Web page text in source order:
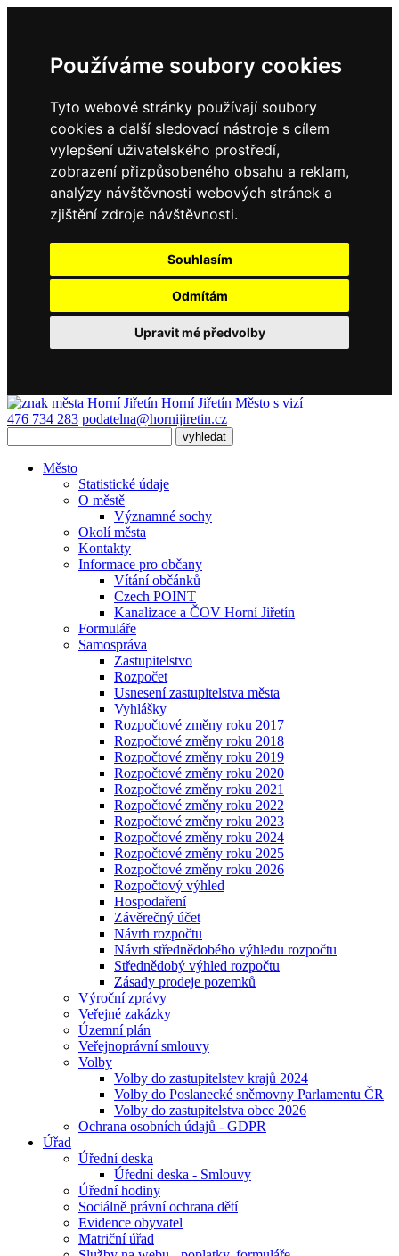
Používáme soubory cookies
Tyto webové stránky používají soubory
cookies a další sledovací nástroje s cílem
vylepšení uživatelského prostředí,
zobrazení přizpůsobeného obsahu a reklam,
analýzy návštěvnosti webových stránek a
zjištění zdroje návštěvnosti.
Souhlasím
Odmítám
Upravit mé předvolby
Horní Jiřetín Město s vizí
476 734 283 podatelna@hornijiretin.cz
Město
Statistické údaje
O městě
Významné sochy
Okolí města
Kontakty
Informace pro občany
Vítání občánků
Czech POINT
Kanalizace a ČOV Horní Jiřetín
Formuláře
Samospráva
Zastupitelstvo
Rozpočet
Usnesení zastupitelstva města
Vyhlášky
Rozpočtové změny roku 2017
Rozpočtové změny roku 2018
Rozpočtové změny roku 2019
Rozpočtové změny roku 2020
Rozpočtové změny roku 2021
Rozpočtové změny roku 2022
Rozpočtové změny roku 2023
Rozpočtové změny roku 2024
Rozpočtové změny roku 2025
Rozpočtové změny roku 2026
Rozpočtový výhled
Hospodaření
Závěrečný účet
Návrh rozpočtu
Návrh střednědobého výhledu rozpočtu
Střednědobý výhled rozpočtu
Zásady prodeje pozemků
Výroční zprávy
Veřejné zakázky
Územní plán
Veřejnoprávní smlouvy
Volby
Volby do zastupitelstev krajů 2024
Volby do Poslanecké sněmovny Parlamentu ČR
Volby do zastupitelstva obce 2026
Ochrana osobních údajů - GDPR
Úřad
Úřední deska
Úřední deska - Smlouvy
Úřední hodiny
Sociálně právní ochrana dětí
Evidence obyvatel
Matriční úřad